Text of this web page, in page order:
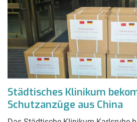
Städtisches Klinikum
Schutzanzüge aus China